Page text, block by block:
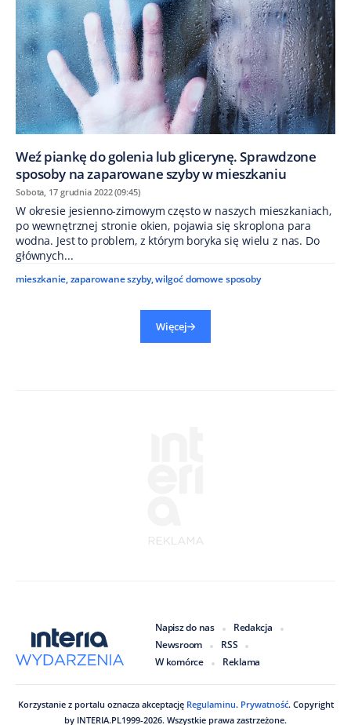
Weź piankę do golenia lub glicerynę. Sprawdzone
sposoby na zaparowane szyby w mieszkaniu
Sobota, 17 grudnia 2022 (09:45)
W okresie jesienno-zimowym często w naszych mieszkaniach,
po wewnętrznej stronie okien, pojawia się skroplona para
wodna. Jest to problem, z którym boryka się wielu z nas. Do
głównych...
mieszkanie,zaparowane szyby,wilgoć domowe sposoby
Więcej
Napisz do nas
Redakcja
Newsroom
RSS
W komórce
Reklama
Korzystanie z portalu oznacza akceptację Regulaminu. Prywatność. Copyright
by INTERIA.PL1999-2026. Wszystkie prawa zastrzeżone.